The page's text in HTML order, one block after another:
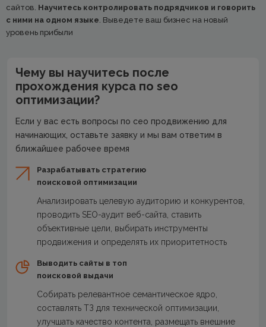
сайтов. Научитесь контролировать подрядчиков и говорить
с ними на одном языке . Выведете ваш бизнес на новый
уровень прибыли
Чему вы научитесь после
прохождения курса по seo
оптимизации?
Если у вас есть вопросы по сео продвижению для
начинающих, оставьте заявку и мы вам ответим в
ближайшее рабочее время
Разрабатывать стратегию
поисковой оптимизации
Анализировать целевую аудиторию и конкурентов,
проводить SEO-аудит веб-сайта, ставить
объективные цели, выбирать инструменты
продвижения и определять их приоритетность
Выводить сайты в топ
поисковой выдачи
Собирать релевантное семантическое ядро,
составлять ТЗ для технической оптимизации,
улучшать качество контента, размещать внешние